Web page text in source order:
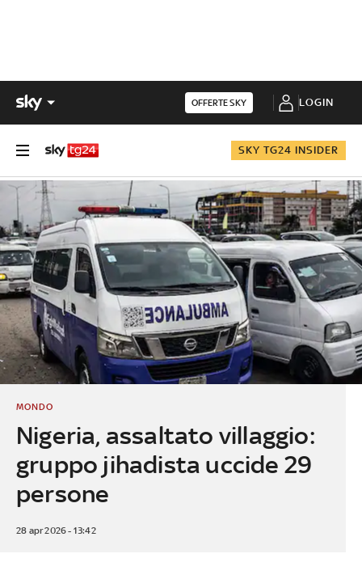
OFFERTE SKY LOGIN
SKY TG24 INSIDER
Nigeria, assaltato villaggio:
gruppo jihadista uccide 29
persone
MONDO
28 apr 2026 - 13:42